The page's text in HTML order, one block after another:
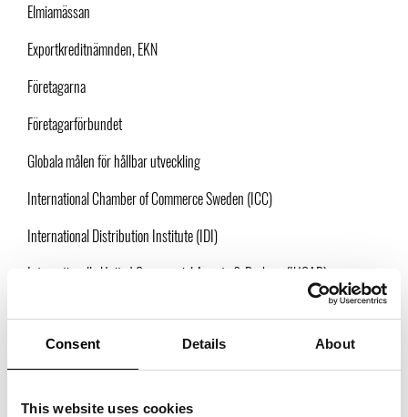
Consent Details About
This website uses cookies
Elmiamässan
Exportkreditnämnden, EKN
Företagarna
Företagarförbundet
Globala målen för hållbar utveckling
International Chamber of Commerce Sweden (ICC)
International Distribution Institute (IDI)
Internationally United Commercial Agents & Brokers (IUCAB)
Kommerskollegium